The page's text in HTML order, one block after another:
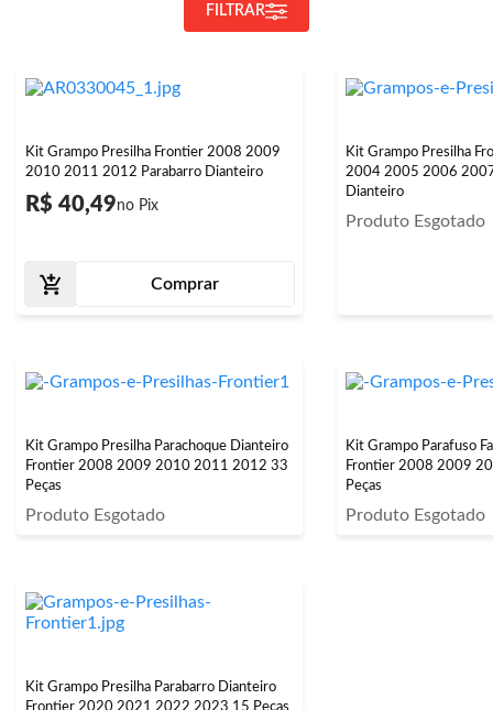
FILTRAR
Kit Grampo Presilha Frontier 2008 2009
2010 2011 2012 Parabarro Dianteiro
R$ 40,49
Comprar
Kit Grampo Presilha
2004 2005 2006
Dianteiro
Produto Esgotado
Kit Grampo Presilha Parachoque Dianteiro
Frontier 2008 2009 2010 2011 2012 33
Peças
Produto Esgotado
Kit Grampo Parafuso
Frontier 2008 2009
Peças
Produto Esgotado
Kit Grampo Presilha Parabarro Dianteiro